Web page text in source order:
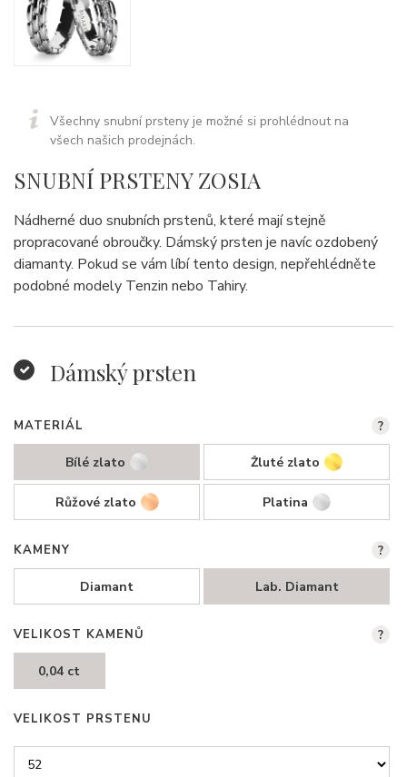
Všechny snubní prsteny je možné si prohlédnout na
všech našich prodejnách.
SNUBNÍ PRSTENY ZOSIA
Nádherné duo snubních prstenů, které mají stejně
propracované obroučky. Dámský prsten je navíc ozdobený
diamanty. Pokud se vám líbí tento design, nepřehlédněte
podobné modely Tenzin nebo Tahiry.
Dámský prsten
MATERIÁL
Bílé zlato Žluté zlato
Růžové zlato Platina
?
KAMENY
Diamant Lab. Diamant
?
VELIKOST KAMENŮ
0,04 ct
?
VELIKOST PRSTENU